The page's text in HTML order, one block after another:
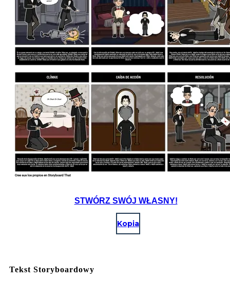
STWÓRZ SWÓJ WŁASNY!
Kopia
Tekst Storyboardowy